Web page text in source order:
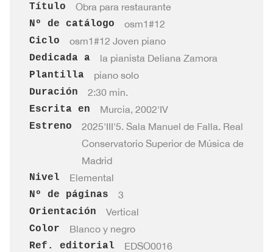
Título
Obra para restaurante
Nº de catálogo
osm1#12
Ciclo
osm1#12 Joven piano
Dedicada a
la pianista Deliana Zamora
Plantilla
piano solo
Duración
2:30 min.
Escrita en
Murcia, 2002'IV
Estreno
2025'III'5. Sala Manuel de Falla. Real
Conservatorio Superior de Música de
Madrid
Nivel
Elemental
Nº de páginas
3
Orientación
Vertical
Color
Blanco y negro
Ref. editorial
EDSO0016